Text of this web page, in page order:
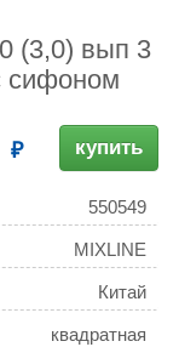
(3,0) вып 3
сифоном
купить
550549
MIXLINE
Китай
квадратная